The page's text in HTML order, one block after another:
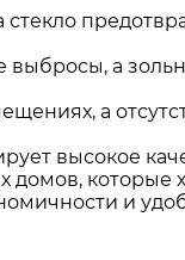
а
а
высокое
которые
и